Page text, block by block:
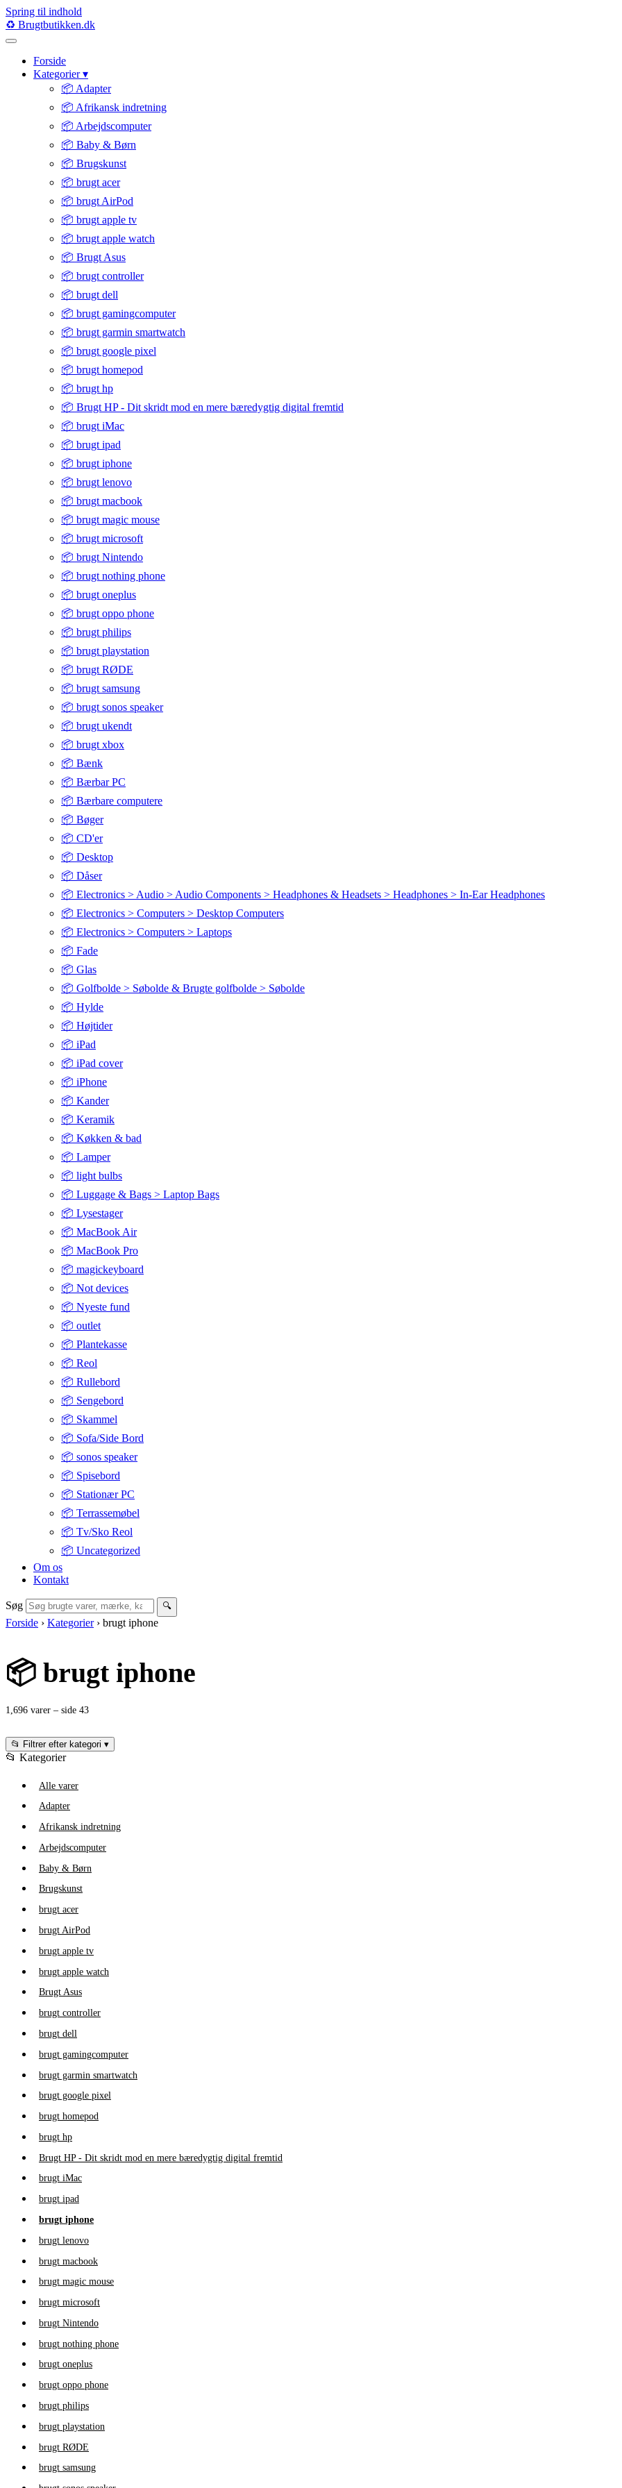
Spring til indhold
♻️ Brugtbutikken.dk
Forside
Kategorier▾
📦 Adapter
📦 Afrikansk indretning
📦 Arbejdscomputer
📦 Baby & Børn
📦 Brugskunst
📦 brugt acer
📦 brugt AirPod
📦 brugt apple tv
📦 brugt apple watch
📦 Brugt Asus
📦 brugt controller
📦 brugt dell
📦 brugt gamingcomputer
📦 brugt garmin smartwatch
📦 brugt google pixel
📦 brugt homepod
📦 brugt hp
📦 Brugt HP - Dit skridt mod en mere bæredygtig digital fremtid
📦 brugt iMac
📦 brugt ipad
📦 brugt iphone
📦 brugt lenovo
📦 brugt macbook
📦 brugt magic mouse
📦 brugt microsoft
📦 brugt Nintendo
📦 brugt nothing phone
📦 brugt oneplus
📦 brugt oppo phone
📦 brugt philips
📦 brugt playstation
📦 brugt RØDE
📦 brugt samsung
📦 brugt sonos speaker
📦 brugt ukendt
📦 brugt xbox
📦 Bænk
📦 Bærbar PC
📦 Bærbare computere
📦 Bøger
📦 CD'er
📦 Desktop
📦 Dåser
📦 Electronics > Audio > Audio Components > Headphones & Headsets > Headphones > In-Ear Headphones
📦 Electronics > Computers > Desktop Computers
📦 Electronics > Computers > Laptops
📦 Fade
📦 Glas
📦 Golfbolde > Søbolde & Brugte golfbolde > Søbolde
📦 Hylde
📦 Højtider
📦 iPad
📦 iPad cover
📦 iPhone
📦 Kander
📦 Keramik
📦 Køkken & bad
📦 Lamper
📦 light bulbs
📦 Luggage & Bags > Laptop Bags
📦 Lysestager
📦 MacBook Air
📦 MacBook Pro
📦 magickeyboard
📦 Not devices
📦 Nyeste fund
📦 outlet
📦 Plantekasse
📦 Reol
📦 Rullebord
📦 Sengebord
📦 Skammel
📦 Sofa/Side Bord
📦 sonos speaker
📦 Spisebord
📦 Stationær PC
📦 Terrassemøbel
📦 Tv/Sko Reol
📦 Uncategorized
Om os
Kontakt
Søg 🔍
Forside › Kategorier › brugt iphone
📦 brugt iphone
1,696 varer – side 43
📂 Filtrer efter kategori ▾
📂 Kategorier
Alle varer
Adapter
Afrikansk indretning
Arbejdscomputer
Baby & Børn
Brugskunst
brugt acer
brugt AirPod
brugt apple tv
brugt apple watch
Brugt Asus
brugt controller
brugt dell
brugt gamingcomputer
brugt garmin smartwatch
brugt google pixel
brugt homepod
brugt hp
Brugt HP - Dit skridt mod en mere bæredygtig digital fremtid
brugt iMac
brugt ipad
brugt iphone
brugt lenovo
brugt macbook
brugt magic mouse
brugt microsoft
brugt Nintendo
brugt nothing phone
brugt oneplus
brugt oppo phone
brugt philips
brugt playstation
brugt RØDE
brugt samsung